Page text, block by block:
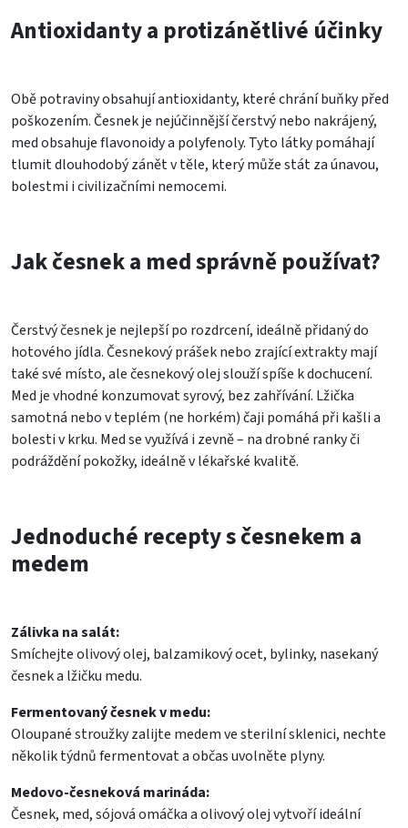
Antioxidanty a protizánětlivé účinky
Obě potraviny obsahují antioxidanty, které chrání buňky před
poškozením. Česnek je nejúčinnější čerstvý nebo nakrájený,
med obsahuje flavonoidy a polyfenoly. Tyto látky pomáhají
tlumit dlouhodobý zánět v těle, který může stát za únavou,
bolestmi i civilizačními nemocemi.
Jak česnek a med správně používat?
Čerstvý česnek je nejlepší po rozdrcení, ideálně přidaný do
hotového jídla. Česnekový prášek nebo zrající extrakty mají
také své místo, ale česnekový olej slouží spíše k dochucení.
Med je vhodné konzumovat syrový, bez zahřívání. Lžička
samotná nebo v teplém (ne horkém) čaji pomáhá při kašli a
bolesti v krku. Med se využívá i zevně – na drobné ranky či
podráždění pokožky, ideálně v lékařské kvalitě.
Jednoduché recepty s česnekem a
medem
Zálivka na salát:
Smíchejte olivový olej, balzamikový ocet, bylinky, nasekaný
česnek a lžičku medu.
Fermentovaný česnek v medu:
Oloupané stroužky zalijte medem ve sterilní sklenici, nechte
několik týdnů fermentovat a občas uvolněte plyny.
Medovo-česneková marináda:
Česnek, med, sójová omáčka a olivový olej vytvoří ideální